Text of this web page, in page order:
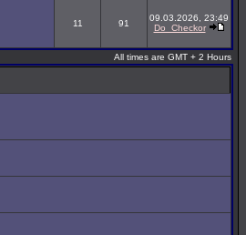
11 91
09.03.2026, 23:49
Do_Checkor
All times are GMT + 2 Hours